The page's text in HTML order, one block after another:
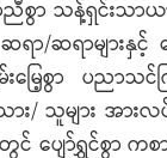
ာ်ညီစွာ သန့်ရှင်းသ
ဆရာ/ဆရာများနှင့်
းမြေ့စွာ ပညာသ
း/ သူများ အားလပ်
ာတွင် ပျော်ရွှင်စွာ